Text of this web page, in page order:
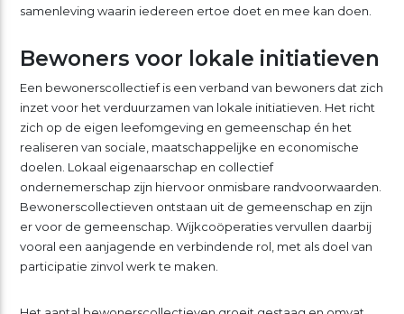
samenleving waarin iedereen ertoe doet en mee kan doen.
Bewoners voor lokale initiatieven
Een bewonerscollectief is een verband van bewoners dat zich
inzet voor het verduurzamen van lokale initiatieven. Het richt
zich op de eigen leefomgeving en gemeenschap én het
realiseren van sociale, maatschappelijke en economische
doelen. Lokaal eigenaarschap en collectief
ondernemerschap zijn hiervoor onmisbare randvoorwaarden.
Bewonerscollectieven ontstaan uit de gemeenschap en zijn
er voor de gemeenschap. Wijkcoöperaties vervullen daarbij
vooral een aanjagende en verbindende rol, met als doel van
participatie zinvol werk te maken.